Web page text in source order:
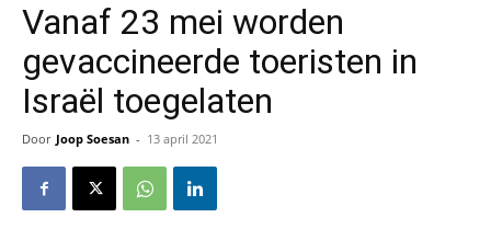
Vanaf 23 mei worden
gevaccineerde toeristen in
Israël toegelaten
Door Joop Soesan - 13 april 2021